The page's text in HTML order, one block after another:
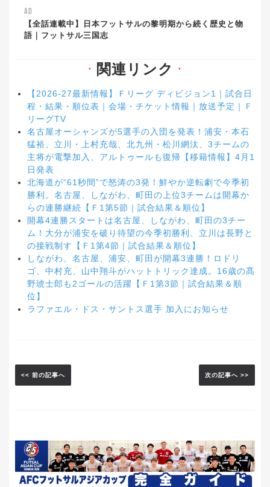
AD
【全話連載中】日本フットサルの黎明期から続く歴史と物
語｜フットサル三国志
▼ 関連リンク ▼
【2026-27最新情報】Ｆリーグ ディビジョン1｜試合日
程・結果・順位表｜会場・チケット情報｜放送予定｜Ｆ
リーグTV
名古屋オーシャンズが5選手の入団を発表！浦安・本石
猛裕、立川・上村充哉、北九州・松川網汰、3チームの
主将が電撃加入、アルトゥールも復帰【移籍情報】4月1
日発表
北海道が“61秒間”で怒涛の3発！鮮やか逆転劇で今季初
勝利。名古屋、しながわ、町田の上位3チームは開幕か
らの連勝継続【Ｆ1第5節｜試合結果＆順位】
開幕4連勝スタートは名古屋、しながわ、町田の3チー
ム！大分が浦安を破り待望の今季初勝利、立川は長野と
の接戦制す【Ｆ1第4節｜試合結果＆順位】
しながわ、名古屋、浦安、町田が開幕3連勝！ロドリ
ゴ、中村充、山中翔斗がハットトリック達成。16歳の髙
野琥士郎も2ゴールの活躍【Ｆ1第3節｜試合結果＆順
位】
ラファエル・ドス・サントス選手 加入にお知らせ
<< 前の記事へ 次の記事へ >>